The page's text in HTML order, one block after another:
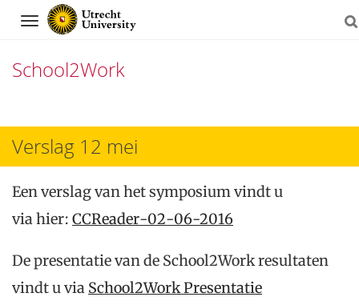
Navigation
School2Work
to
content
Verslag 12 mei
Een verslag van het symposium vindt u
via hier: CCReader-02-06-2016
De presentatie van de School2Work resultaten
vindt u via School2Work Presentatie